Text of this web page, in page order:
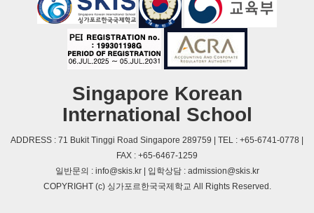
Singapore Korean
International School
ADDRESS : 71 Bukit Tinggi Road Singapore 289759 | TEL : +65-6741-0778 |
FAX : +65-6467-1259
일반문의 : info@skis.kr | 입학상담 : admission@skis.kr
COPYRIGHT (c) 싱가포르한국국제학교 All Rights Reserved.